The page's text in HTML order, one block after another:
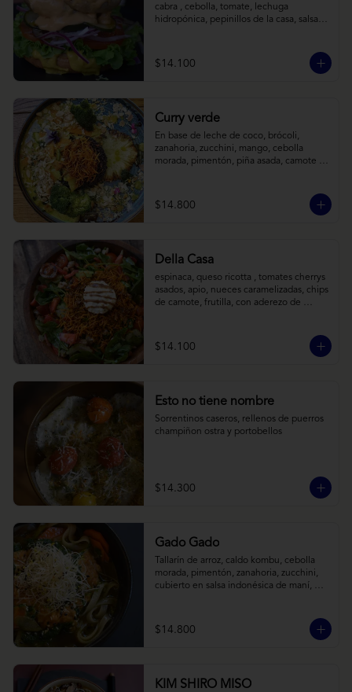
cabra , cebolla, tomate, lechuga
hidropónica, pepinillos de la casa, salsa
$14.100
Curry verde
En base de leche de coco, brócoli,
zanahoria, zucchini, mango, cebolla
morada, pimentón, piña asada, camote
$14.800
Della Casa
espinaca, queso ricotta , tomates cherrys
asados, apio, nueces caramelizadas, chips
de camote, frutilla, con aderezo de
$14.100
Esto no tiene nombre
Sorrentinos caseros, rellenos de puerros
champiñon ostra y portobellos
$14.300
Gado Gado
Tallarín de arroz, caldo kombu, cebolla
morada, pimentón, zanahoria, zucchini,
cubierto en salsa indonésica de maní,
$14.800
KIM SHIRO MISO